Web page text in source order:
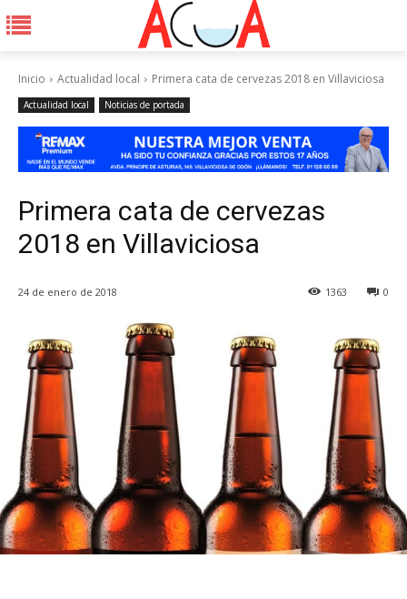
Inicio Actualidad local Primera cata de cervezas 2018 en Villaviciosa
Actualidad local Noticias de portada
Primera cata de cervezas
2018 en Villaviciosa
24 de enero de 2018 0
1363